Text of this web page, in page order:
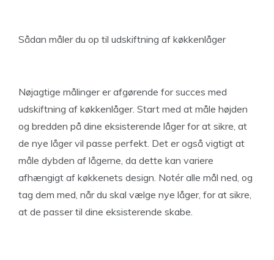
Sådan måler du op til udskiftning af køkkenlåger
Nøjagtige målinger er afgørende for succes med
udskiftning af køkkenlåger. Start med at måle højden
og bredden på dine eksisterende låger for at sikre, at
de nye låger vil passe perfekt. Det er også vigtigt at
måle dybden af lågerne, da dette kan variere
afhængigt af køkkenets design. Notér alle mål ned, og
tag dem med, når du skal vælge nye låger, for at sikre,
at de passer til dine eksisterende skabe.